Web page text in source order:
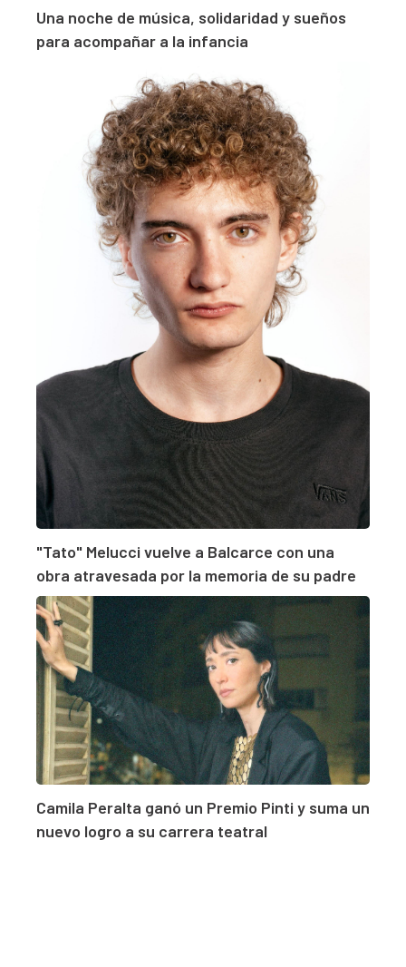
Una noche de música, solidaridad y sueños
para acompañar a la infancia
"Tato" Melucci vuelve a Balcarce con una
obra atravesada por la memoria de su padre
Camila Peralta ganó un Premio Pinti y suma un
nuevo logro a su carrera teatral